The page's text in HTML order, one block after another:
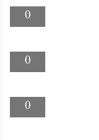
0
0
0